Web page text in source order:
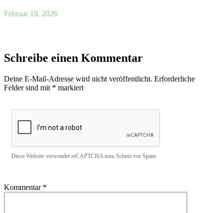
Februar 18, 2026
Schreibe einen Kommentar
Deine E-Mail-Adresse wird nicht veröffentlicht. Erforderliche
Felder sind mit * markiert
Diese Website verwendet reCAPTCHA zum Schutz vor Spam.
Kommentar *